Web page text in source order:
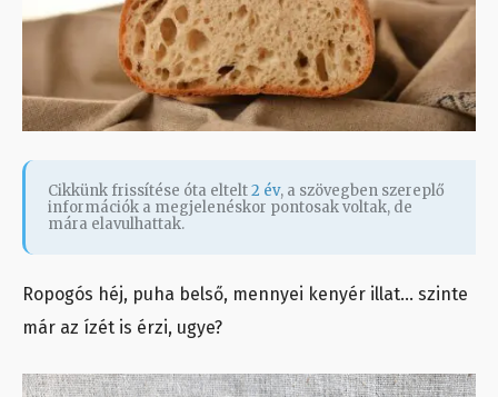
Cikkünk frissítése óta eltelt2 év, a szövegben szereplő
információk a megjelenéskor pontosak voltak, de
mára elavulhattak.
Ropogós héj, puha belső, mennyei kenyér illat… szinte
már az ízét is érzi, ugye?